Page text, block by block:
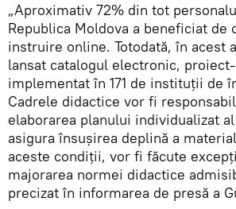
„Aproximativ 72% din tot
Republica Moldova a beneficiat de
instruire online. Totodată, în acest
lansat catalogul electronic,
implementat în 171 de instituții de
Cadrele didactice vor fi
elaborarea planului individualizat
asigura însușirea deplină a
aceste condiții, vor fi făcute
majorarea normei didactice
precizat în informarea de presă a